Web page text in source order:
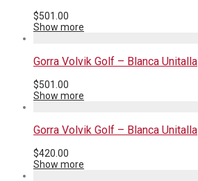
$501.00
Show more
Gorra Volvik Golf – Blanca Unitalla
$501.00
Show more
Gorra Volvik Golf – Blanca Unitalla
$420.00
Show more